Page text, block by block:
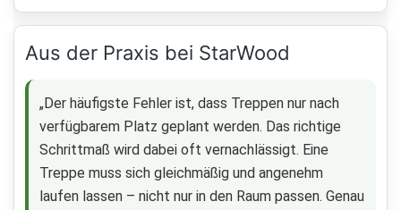
Aus der Praxis bei StarWood
„Der häufigste Fehler ist, dass Treppen nur nach
verfügbarem Platz geplant werden. Das richtige
Schrittmaß wird dabei oft vernachlässigt. Eine
Treppe muss sich gleichmäßig und angenehm
laufen lassen – nicht nur in den Raum passen. Genau